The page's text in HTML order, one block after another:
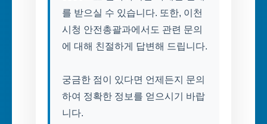
를 받으실 수 있습니다. 또한, 이천
시청 안전총괄과에서도 관련 문의
에 대해 친절하게 답변해 드립니다.
궁금한 점이 있다면 언제든지 문의
하여 정확한 정보를 얻으시기 바랍
니다.